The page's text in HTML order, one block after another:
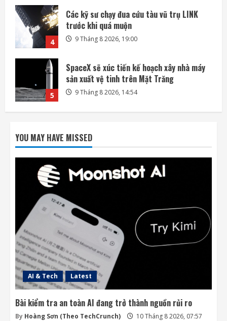
5
SpaceX sẽ xúc tiến kế hoạch xây nhà máy
sản xuất vệ tinh trên Mặt Trăng
9 Tháng 8 2026, 14:54
1
Bài kiểm tra an toàn AI đang trở thành
nguồn rủi ro
10 Tháng 8 2026, 07:57
2
trình NextSlide
10 Tháng 8 2026, 07:33
3
Apple và OpenAI leo thang cuộc chiến pháp
lý liên quan đến thiết bị AI
4
Các kỹ sư chạy đua cứu tàu vũ trụ LINK
trước khi quá muộn
9 Tháng 8 2026, 19:00
YOU MAY HAVE MISSED
AI & Tech Latest
Bài kiểm tra an toàn AI đang trở thành nguồn rủi ro
By Hoàng Sơn (Theo TechCrunch) 10 Tháng 8 2026, 07:57